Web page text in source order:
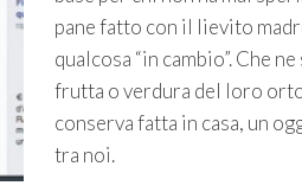
pane fatto con il lievito
qualcosa “in cambio”. Che
frutta o verdura del loro
conserva fatta in casa, un
tra noi.